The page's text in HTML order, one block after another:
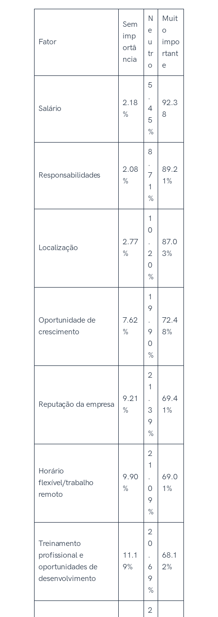
Fator
Sem
imp
ortâ
ncia
N
e
u
tr
o
Muit
o
impo
rtant
e
Salário
2.18
%
5
.
4
5
%
92.3
8
Responsabilidades
2.08
%
8
.
7
1
%
89.2
1%
Localização
2.77
%
1
0
.
2
0
%
87.0
3%
Oportunidade de
crescimento
7.62
%
1
9
.
9
0
%
72.4
8%
Reputação da empresa
9.21
%
2
1
.
3
9
%
69.4
1%
Horário
flexível/trabalho
remoto
9.90
%
2
1
.
0
9
%
69.0
1%
Treinamento
profissional e
oportunidades de
desenvolvimento
11.1
9%
2
0
.
6
9
%
68.1
2%
2